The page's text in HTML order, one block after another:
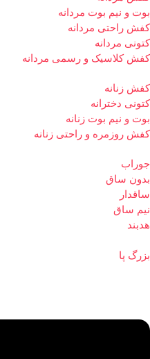
بوت و نیم بوت مردانه
کفش راحتی مردانه
کتونی مردانه
کفش کلاسیک و رسمی مردانه
کفش زنانه
کتونی دخترانه
بوت و نیم بوت زنانه
کفش روزمره و راحتی زنانه
جوراب
بدون ساق
ساقدار
نیم ساق
هدبند
بزرگ پا